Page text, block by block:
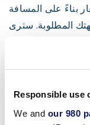
Responsible use
We and our 980
بناءً على المسافة
المطلوبة. سترى
خاصة، يمكن توفير
مقابل رسوم. الأسعار